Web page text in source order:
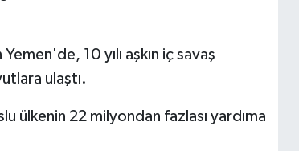
10 yılı aşkın iç savaş
ulaştı.
ülkenin 22 milyondan fazlası yardıma